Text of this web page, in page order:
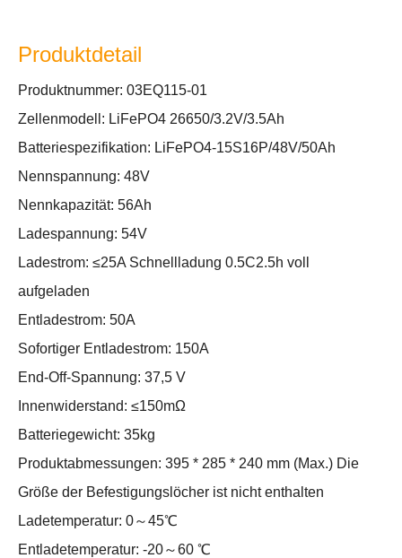
Produktdetail
Produktnummer: 03EQ115-01
Zellenmodell: LiFePO4 26650/3.2V/3.5Ah
Batteriespezifikation: LiFePO4-15S16P/48V/50Ah
Nennspannung: 48V
Nennkapazität: 56Ah
Ladespannung: 54V
Ladestrom: ≤25A Schnellladung 0.5C2.5h voll
aufgeladen
Entladestrom: 50A
Sofortiger Entladestrom: 150A
End-Off-Spannung: 37,5 V
Innenwiderstand: ≤150mΩ
Batteriegewicht: 35kg
Produktabmessungen: 395 * 285 * 240 mm (Max.) Die
Größe der Befestigungslöcher ist nicht enthalten
Ladetemperatur: 0～45℃
Entladetemperatur: -20～60 ℃